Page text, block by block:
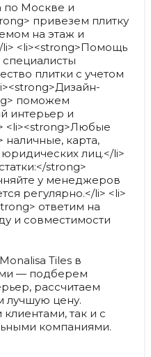
по Москве и
привезем плитку
на этаж и
li> <li><strong>Помощь
плитки с учетом
поможем
интерьер и
<li><strong>Любые
наличные, карта,
лиц.</li>
strong>
у менеджеров
регулярно.</li> <li>
ответим на
и совместимости
Tiles в
— подберем
рассчитаем
лучшую цену.
так и с
компаниями.